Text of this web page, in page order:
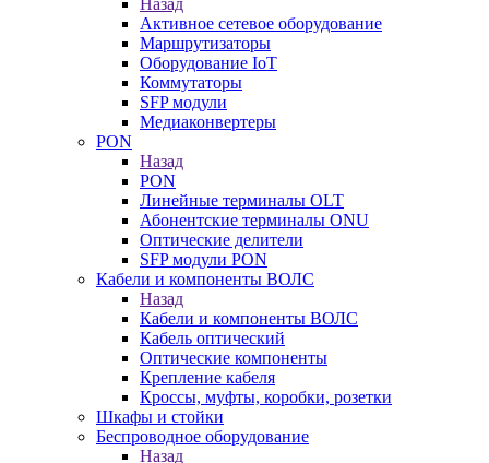
Назад
Активное сетевое оборудование
Маршрутизаторы
Оборудование IoT
Коммутаторы
SFP модули
Медиаконвертеры
PON
Назад
PON
Линейные терминалы OLT
Абонентские терминалы ONU
Оптические делители
SFP модули PON
Кабели и компоненты ВОЛС
Назад
Кабели и компоненты ВОЛС
Кабель оптический
Оптические компоненты
Крепление кабеля
Кроссы, муфты, коробки, розетки
Шкафы и стойки
Беспроводное оборудование
Назад